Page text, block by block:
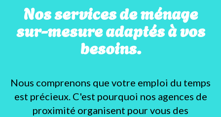
Nos services de ménage
sur-mesure adaptés à vos
besoins.
Nous comprenons que votre emploi du temps
est précieux. C'est pourquoi nos agences de
proximité organisent pour vous des